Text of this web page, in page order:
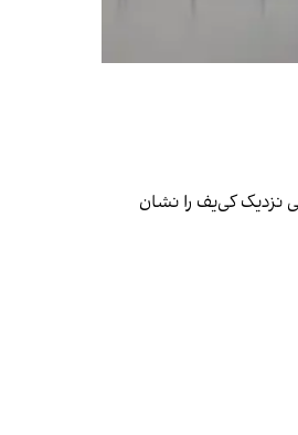
نزدیک کی‌یف را نشان